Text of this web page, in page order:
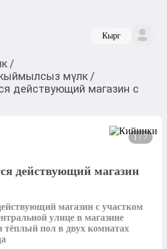
Кырг
/
мүлк /
действующий магазин с
1 / 7
действующий магазин
магазин с участком
улице в магазине
тёплый пол в двух комнатах